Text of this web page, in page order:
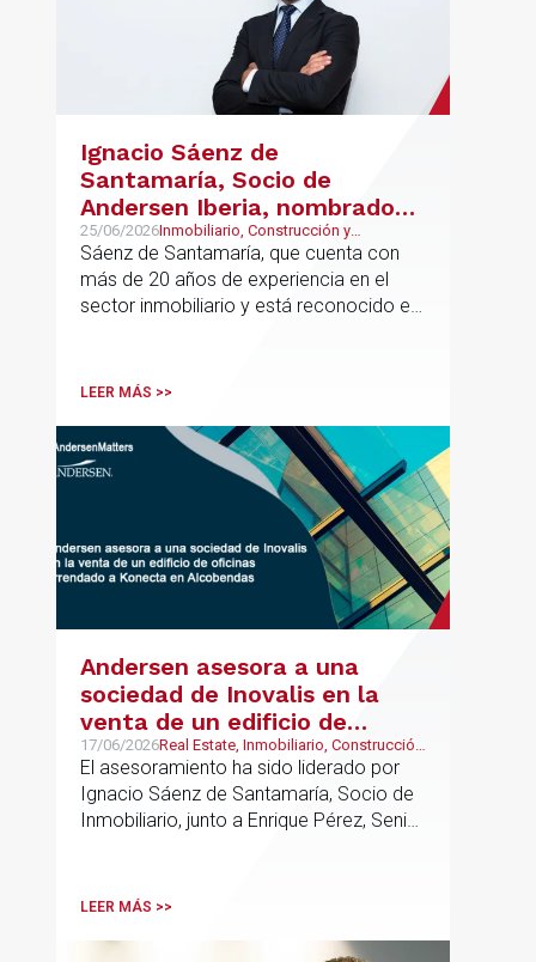
Ignacio Sáenz de
Santamaría, Socio de
Andersen Iberia, nombrado
director europeo de
Inmobiliario de Andersen
25/06/2026Inmobiliario, Construcción y
Urbanismo, Real Estate
Sáenz de Santamaría, que cuenta con
más de 20 años de experiencia en el
sector inmobiliario y está reconocido en
codirigirá el EU Real Estate Industry
UK.
LEER MÁS >>
Andersen asesora a una
sociedad de Inovalis en la
venta de un edificio de
oficinas arrendado a Konecta
en Alcobendas
17/06/2026Real Estate, Inmobiliario, Construcción
y Urbanismo
El asesoramiento ha sido liderado por
Ignacio Sáenz de Santamaría, Socio de
Inmobiliario, junto a Enrique Pérez, Senior
LEER MÁS >>